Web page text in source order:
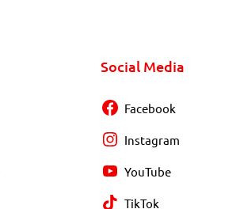
Social Media
Facebook
Instagram
YouTube
TikTok